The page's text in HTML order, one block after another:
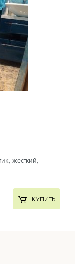
жесткий,
КУПИТЬ